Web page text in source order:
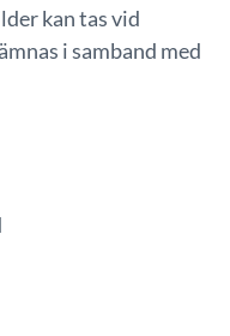
kan tas vid
i samband med